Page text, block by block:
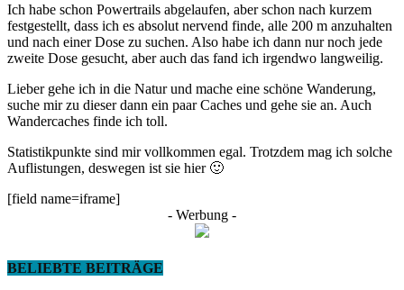
Ich habe schon Powertrails abgelaufen, aber schon nach kurzem
festgestellt, dass ich es absolut nervend finde, alle 200 m anzuhalten
und nach einer Dose zu suchen. Also habe ich dann nur noch jede
zweite Dose gesucht, aber auch das fand ich irgendwo langweilig.
Lieber gehe ich in die Natur und mache eine schöne Wanderung,
suche mir zu dieser dann ein paar Caches und gehe sie an. Auch
Wandercaches finde ich toll.
Statistikpunkte sind mir vollkommen egal. Trotzdem mag ich solche
Auflistungen, deswegen ist sie hier 🙂
[field name=iframe]
- Werbung -
BELIEBTE BEITRÄGE